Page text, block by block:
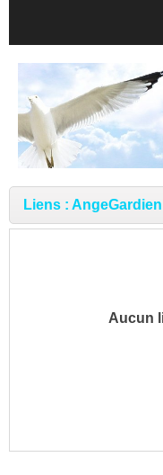
Liens : AngeGardien
Aucun